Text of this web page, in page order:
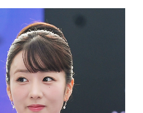
진선, 목표지점까지
진선, 집중한다
정원, 강하게 때린다